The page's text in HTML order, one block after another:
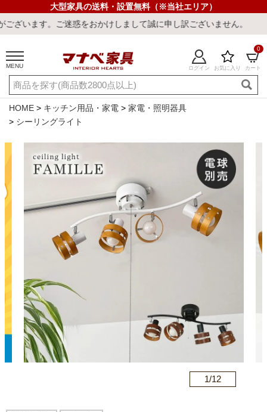
大型家具の送料・設置無料（※当社エリア）
迷惑をおかけしまして誠に申し訳ございません。
MENU ログイン お気に入り カート
0
ご利用ガイド 新規会員登録
店舗一覧 閲覧履歴
よくある質問
キーワード・商品番号で探す
冷感ラグ 冷感寝具 ウィルトンラ
カテゴリから探す
ソファ
HOME キッチン用品・家電
家電・照明器具
シーリングライト
1/12